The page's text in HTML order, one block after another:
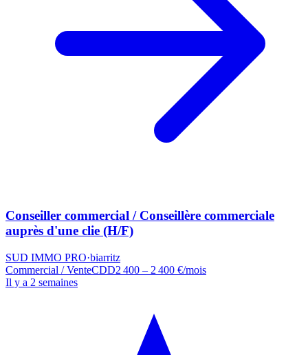
Conseiller commercial / Conseillère commerciale
auprès d'une clie (H/F)
SUD IMMO PRO·biarritz
Commercial / VenteCDD2 400 – 2 400 €/mois
Il y a 2 semaines